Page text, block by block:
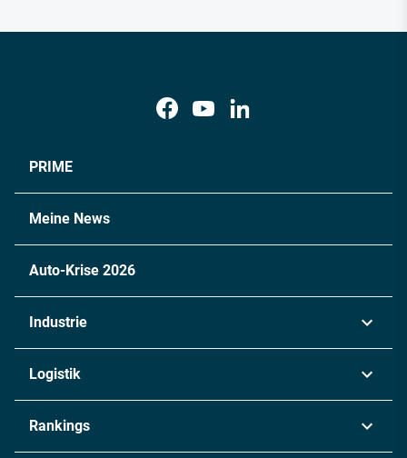
PRIME
Meine News
Auto-Krise 2026
Industrie
Chemie
Logistik
Rankings